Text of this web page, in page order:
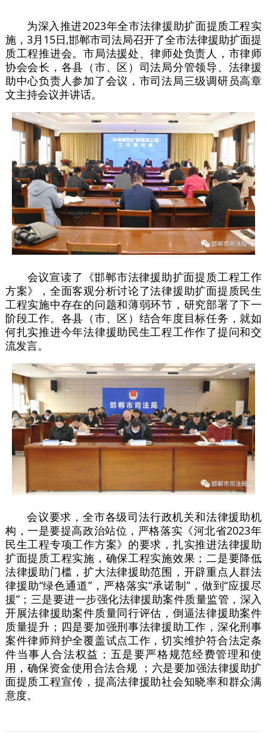
为深入推进2023年全市法律援助扩面提质工程实
施，3月15日,邯郸市司法局召开了全市法律援助扩面提
质工程推进会。市局法援处、律师处负责人，市律师
协会会长，各县（市、区）司法局分管领导、法律援
助中心负责人参加了会议，市司法局三级调研员高章
文主持会议并讲话。
​会议宣读了《邯郸市法律援助扩面提质工程工作
方案》，全面客观分析讨论了法律援助扩面提质民生
工程实施中存在的问题和薄弱环节，研究部署了下一
阶段工作。各县（市、区）结合年度目标任务，就如
何扎实推进今年法律援助民生工程工作作了提问和交
流发言。
会议要求，全市各级司法行政机关和法律援助机
构，一是要提高政治站位，严格落实《河北省2023年
民生工程专项工作方案》的要求，扎实推进法律援助
扩面提质工程实施，确保工程实施效果；二是要降低
法律援助门槛，扩大法律援助范围，开辟重点人群法
律援助“绿色通道”，严格落实“承诺制”，做到“应援尽
援”；三是要进一步强化法律援助案件质量监管，深入
开展法律援助案件质量同行评估，倒逼法律援助案件
质量提升；四是要加强刑事法律援助工作，深化刑事
案件律师辩护全覆盖试点工作，切实维护符合法定条
件当事人合法权益；五是要严格规范经费管理和使
用，确保资金使用合法合规 ；六是要加强法律援助扩
面提质工程宣传，提高法律援助社会知晓率和群众满
意度。